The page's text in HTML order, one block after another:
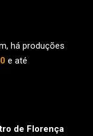
há produções
e até
de Florença